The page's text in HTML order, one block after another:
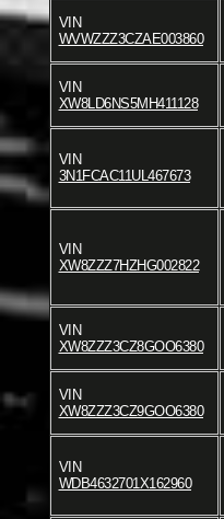
VIN
WVWZZZ3CZAE003860
VIN
XW8LD6NS5MH411128
VIN
3N1FCAC11UL467673
VIN
XW8ZZZ7HZHG002822
VIN
XW8ZZZ3CZ8GOO6380
VIN
XW8ZZZ3CZ9GOO6380
VIN
WDB4632701X162960